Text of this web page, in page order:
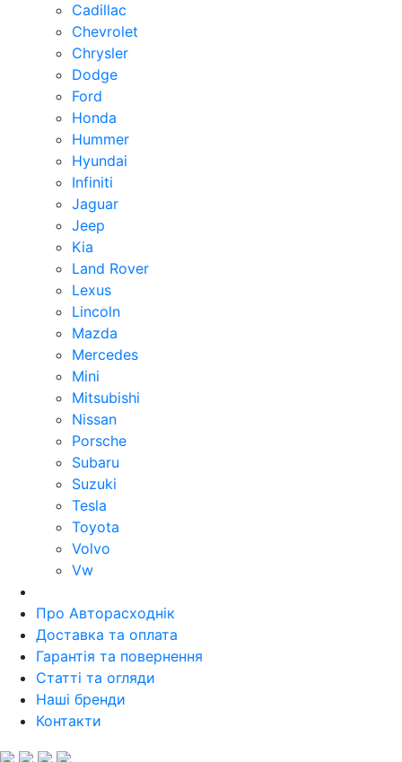
Cadillac
Chevrolet
Chrysler
Dodge
Ford
Honda
Hummer
Hyundai
Infiniti
Jaguar
Jeep
Kia
Land Rover
Lexus
Lincoln
Mazda
Mercedes
Mini
Mitsubishi
Nissan
Porsche
Subaru
Suzuki
Tesla
Toyota
Volvo
Vw
Про Авторасходнік
Доставка та оплата
Гарантія та повернення
Статті та огляди
Наші бренди
Контакти